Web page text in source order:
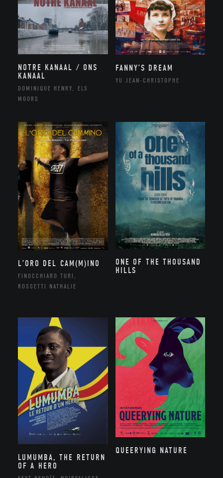
NOTRE KANAAL / ONS
KANAAL
DOMINIQUE HENRY, ELS
MOORS
FANNY’S DREAM
YU JEAN-CHRISTOPHE
L’ORO DEL CAM(M)INO
FINOCCHIARO TURI,
ROSSETTI NATHALIE
ONE OF THE THOUSAND
HILLS
LUMUMBA, THE RETURN
OF A HERO
QUEERYING NATURE